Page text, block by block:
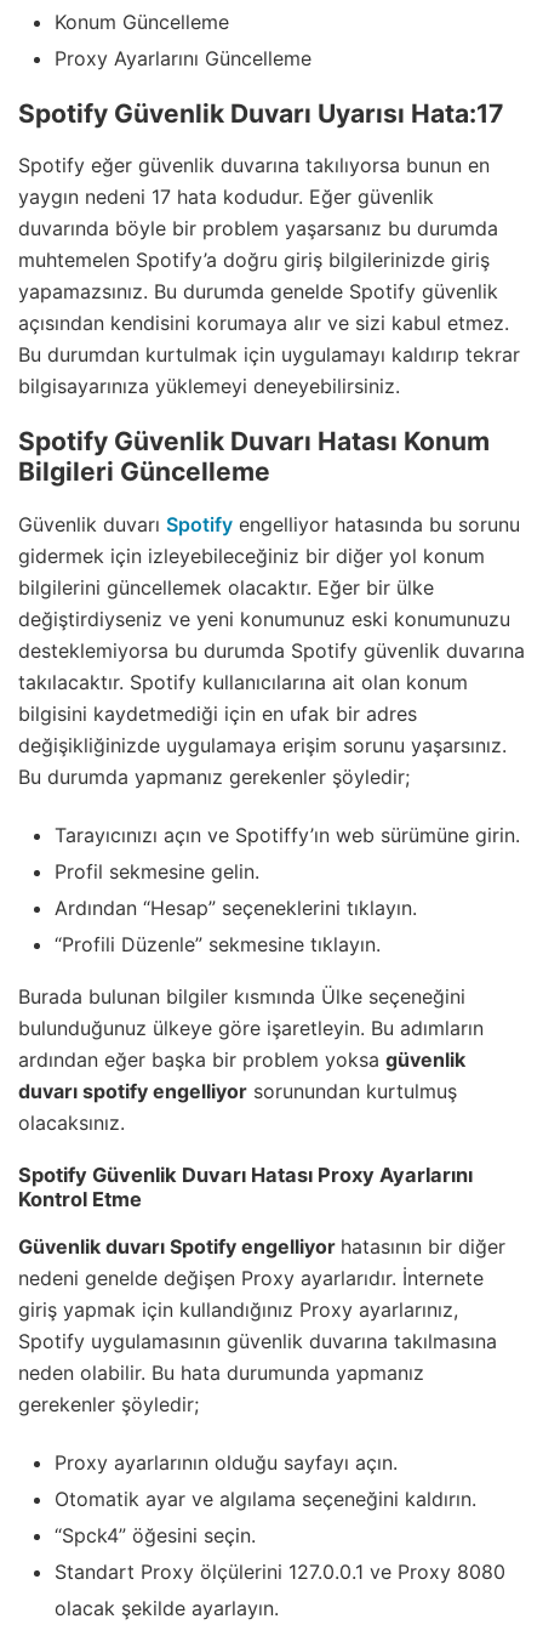
Konum Güncelleme
Proxy Ayarlarını Güncelleme
Spotify Güvenlik Duvarı Uyarısı Hata:17
Spotify eğer güvenlik duvarına takılıyorsa bunun en
yaygın nedeni 17 hata kodudur. Eğer güvenlik
duvarında böyle bir problem yaşarsanız bu durumda
muhtemelen Spotify’a doğru giriş bilgilerinizde giriş
yapamazsınız. Bu durumda genelde Spotify güvenlik
açısından kendisini korumaya alır ve sizi kabul etmez.
Bu durumdan kurtulmak için uygulamayı kaldırıp tekrar
bilgisayarınıza yüklemeyi deneyebilirsiniz.
Spotify Güvenlik Duvarı Hatası Konum
Bilgileri Güncelleme
Güvenlik duvarı Spotify engelliyor hatasında bu sorunu
gidermek için izleyebileceğiniz bir diğer yol konum
bilgilerini güncellemek olacaktır. Eğer bir ülke
değiştirdiyseniz ve yeni konumunuz eski konumunuzu
desteklemiyorsa bu durumda Spotify güvenlik duvarına
takılacaktır. Spotify kullanıcılarına ait olan konum
bilgisini kaydetmediği için en ufak bir adres
değişikliğinizde uygulamaya erişim sorunu yaşarsınız.
Bu durumda yapmanız gerekenler şöyledir;
Tarayıcınızı açın ve Spotiffy’ın web sürümüne girin.
Profil sekmesine gelin.
Ardından “Hesap” seçeneklerini tıklayın.
“Profili Düzenle” sekmesine tıklayın.
Burada bulunan bilgiler kısmında Ülke seçeneğini
bulunduğunuz ülkeye göre işaretleyin. Bu adımların
ardından eğer başka bir problem yoksa güvenlik
duvarı spotify engelliyor sorunundan kurtulmuş
olacaksınız.
Spotify Güvenlik Duvarı Hatası Proxy Ayarlarını
Kontrol Etme
Güvenlik duvarı Spotify engelliyor hatasının bir diğer
nedeni genelde değişen Proxy ayarlarıdır. İnternete
giriş yapmak için kullandığınız Proxy ayarlarınız,
Spotify uygulamasının güvenlik duvarına takılmasına
neden olabilir. Bu hata durumunda yapmanız
gerekenler şöyledir;
Proxy ayarlarının olduğu sayfayı açın.
Otomatik ayar ve algılama seçeneğini kaldırın.
“Spck4” öğesini seçin.
Standart Proxy ölçülerini 127.0.0.1 ve Proxy 8080
olacak şekilde ayarlayın.